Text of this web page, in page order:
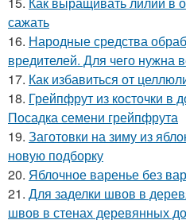
сажать
16. Народные средства
вредителей. Для чего нужна
17. Как избавиться от
18. Грейпфрут из косточки в
Посадка семени грейпфрута
19. Заготовки на зиму из
новую подборку
20. Яблочное варенье без
21. Для заделки швов в
швов в стенах деревянных